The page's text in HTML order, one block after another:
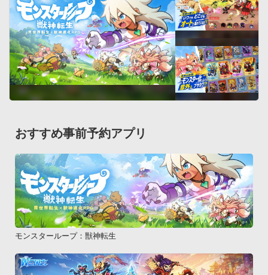
おすすめ事前予約アプリ
モンスターループ：獣神転生